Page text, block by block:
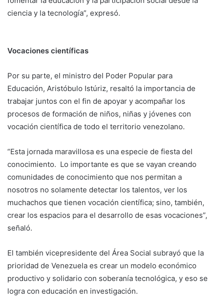
ciencia y la tecnología”, expresó.
Vocaciones científicas
Por su parte, el ministro del Poder Popular para
Educación, Aristóbulo Istúriz, resaltó la importancia de
trabajar juntos con el fin de apoyar y acompañar los
procesos de formación de niños, niñas y jóvenes con
vocación científica de todo el territorio venezolano.
“Esta jornada maravillosa es una especie de fiesta del
conocimiento. Lo importante es que se vayan creando
comunidades de conocimiento que nos permitan a
nosotros no solamente detectar los talentos, ver los
muchachos que tienen vocación científica; sino, también,
crear los espacios para el desarrollo de esas vocaciones”,
señaló.
El también vicepresidente del Área Social subrayó que la
prioridad de Venezuela es crear un modelo económico
productivo y solidario con soberanía tecnológica, y eso se
logra con educación en investigación.